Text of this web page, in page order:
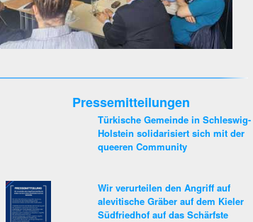
Pressemitteilungen
Türkische Gemeinde in Schleswig-
Holstein solidarisiert sich mit der
queeren Community
Wir verurteilen den Angriff auf
alevitische Gräber auf dem Kieler
Südfriedhof auf das Schärfste